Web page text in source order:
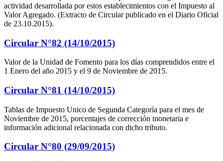
actividad desarrollada por estos establecimientos con el Impuesto al
Valor Agregado. (Extracto de Circular publicado en el Diario Oficial
de 23.10.2015).
Circular N°82 (14/10/2015)
Valor de la Unidad de Fomento para los días comprendidos entre el
1 Enero del año 2015 y el 9 de Noviembre de 2015.
Circular N°81 (14/10/2015)
Tablas de Impuesto Unico de Segunda Categoría para el mes de
Noviembre de 2015, porcentajes de corrección monetaria e
información adicional relacionada con dicho tributo.
Circular N°80 (29/09/2015)